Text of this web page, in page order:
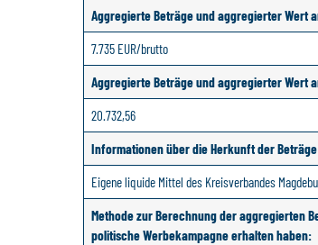
Aggregierte Beträge und aggregierter Wert
7.735 EUR/brutto
Aggregierte Beträge und aggregierter Wert
20.732,56
Informationen über die Herkunft der
Eigene liquide Mittel des Kreisverbandes
Methode zur Berechnung der aggregierten
politische Werbekampagne erhalten haben: